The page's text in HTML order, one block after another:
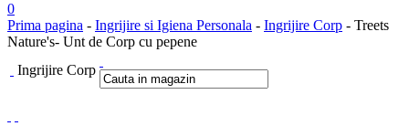
0
Prima pagina - Ingrijire si Igiena Personala - Ingrijire Corp - Treets
Nature's- Unt de Corp cu pepene
Ingrijire Corp